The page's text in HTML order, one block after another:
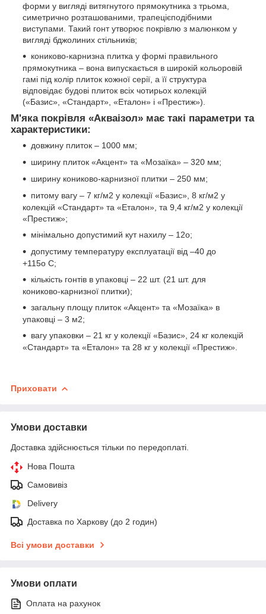
форми у вигляді витягнутого прямокутника з трьома,
симетрично розташованими, трапецієподібними
виступами. Такий гонт утворює покрівлю з малюнком у
вигляді бджолиних стільників;
кониково-карнизна плитка у формі правильного
прямокутника – вона випускається в широкій кольоровій
гамі під колір плиток кожної серії, а її структура
відповідає будові плиток всіх чотирьох колекцій
(«Базис», «Стандарт», «Еталон» і «Престиж»).
М'яка покрівля «Акваізол» має такі параметри та
характеристики:
довжину плиток – 1000 мм;
ширину плиток «Акцент» та «Мозаїка» – 320 мм;
ширину кониково-карнизної плитки – 250 мм;
питому вагу – 7 кг/м2 у колекції «Базис», 8 кг/м2 у
колекцій «Стандарт» та «Еталон», та 9,4 кг/м2 у колекції
«Престиж»;
мінімально допустимий кут нахилу – 12о;
допустиму температуру експлуатації від –40 до
+115о С;
кількість гонтів в упаковці – 22 шт. (21 шт. для
кониково-карнизної плитки);
загальну площу плиток «Акцент» та «Мозаїка» в
упаковці – 3 м2;
вагу упаковки – 21 кг у колекції «Базис», 24 кг колекцій
«Стандарт» та «Еталон» та 28 кг у колекції «Престиж».
Приховати
Умови доставки
Доставка здійснюється тільки по передоплаті.
Нова Пошта
Самовивіз
Delivery
Доставка по Харкову (до 2 годин)
Всі умови доставки
Умови оплати
Оплата на рахунок